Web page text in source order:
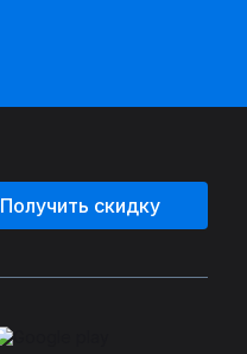
Получить скидку